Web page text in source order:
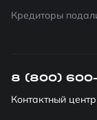
Кредиторы
8 (800)
Контактный центр